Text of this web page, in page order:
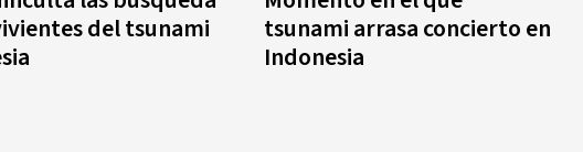
del tsunami
tsunami arrasa concierto en
Indonesia